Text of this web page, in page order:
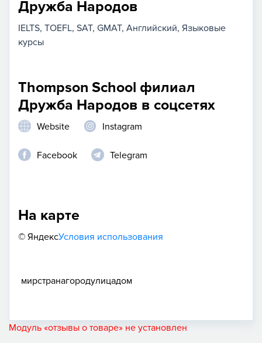
Дружба Народов
IELTS TOEFL SAT GMAT Английский Языковые
курсы
Thompson School филиал
Дружба Народов в соцсетях
Website Instagram
Facebook Telegram
На карте
© ЯндексУсловия использования
мирстранагородулицадом
Модуль «отзывы о товаре» не установлен